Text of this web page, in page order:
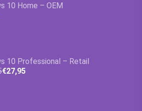
10 Home – OEM
10 Professional – Retail
€27,95